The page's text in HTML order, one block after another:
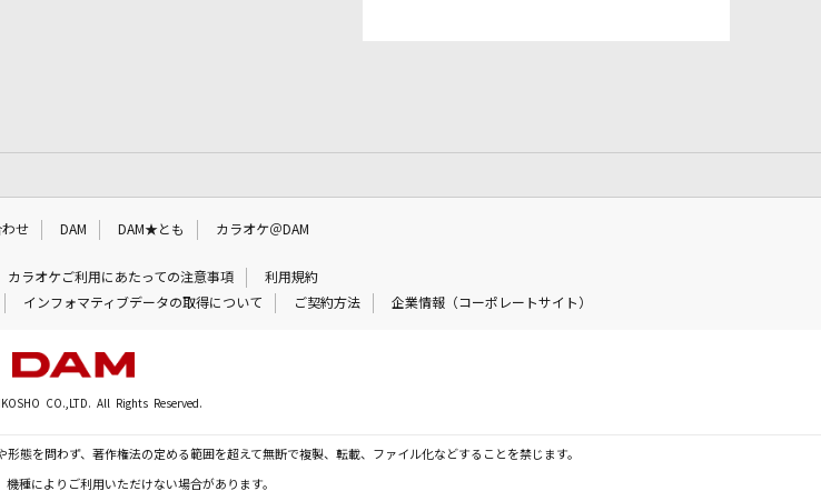
わせ DAM DAM★とも カラオケ＠DAM
カラオケご利用にあたっての注意事項
利用規約
インフォマティブデータの取得について ご契約方法 企業情報（コーポレートサイト）
CO.,LTD. All Rights Reserved.
態を問わず、著作権法の定める範囲を超えて無断で複製、転載、ファイル化などすることを禁じます。
種によりご利用いただけない場合があります。